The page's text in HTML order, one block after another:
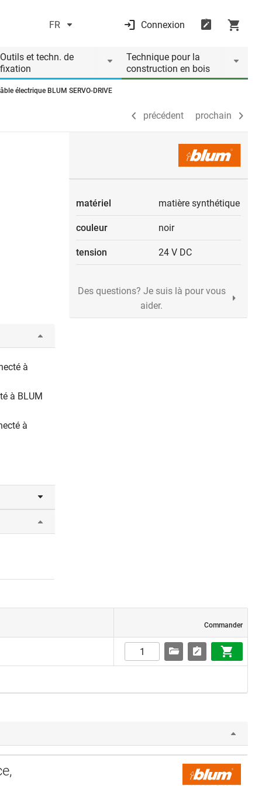
FR Connexion
Outils et techn. de
fixation
Technique pour la
construction en bois
électrique BLUM SERVO-DRIVE
précédent prochain
précédent prochain
à
à BLUM
à
matériel matière synthétique
couleur noir
tension 24 V DC
Des questions? Je suis là pour vous
aider.
Commander